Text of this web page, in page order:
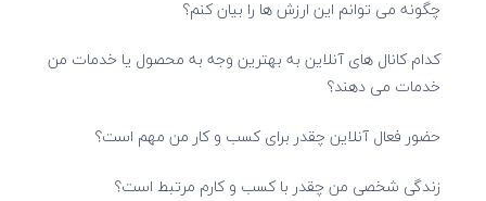
چگونه می توانم این ارزش ها را بیان کنم؟
کدام کانال های آنلاین به بهترین وجه به محصول یا خدمات من
خدمات می دهند؟
حضور فعال آنلاین چقدر برای کسب و کار من مهم است؟
زندگی شخصی من چقدر با کسب و کارم مرتبط است؟